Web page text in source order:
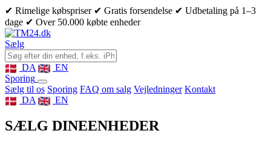
✔ Rimelige købspriser ✔ Gratis forsendelse ✔ Udbetaling på 1–3
dage ✔ Over 50.000 købte enheder
Sælg
DA
EN
Sporing
Sælg til os Sporing FAQ om salg Vejledninger Kontakt
DA
EN
SÆLG DINEENHEDER